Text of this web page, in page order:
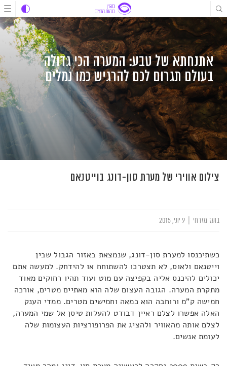
דלג
לתוכן
דלג
לתוכן
דלג
לניווט
אתנחתא של טבע: המערה הכי גדולה
בעולם תגרום לכם להרגיש כמו נמלים
צילום אווירי של מערת סון-דונג בוייטנאם
בועז מזרחי
כשתיכנסו למערת סון-דונג, שנמצאת באזור הגבול שבין
וייטנאם ולאוס, לא תצטרכו להשתוחח או להידחק. למעשה אתם
יכולים להיכנס אליה בקפיצה עם מוט ועוד תהיו רחוקים מאוד
מתקרת המערה. הגובה העצום שלה הוא מאתיים מטרים, אורכה
חמישה ק"מ ורוחבה הוא כמאה וחמישים מטרים. ממדי הענק
האלה אפשרו לצלם ראיין דבודט להעלות טיסן אל שמי המערה,
לצלם אותה מהאוויר ולהציג את הפרופורציות העצומות שלה
לעומת אנשים.